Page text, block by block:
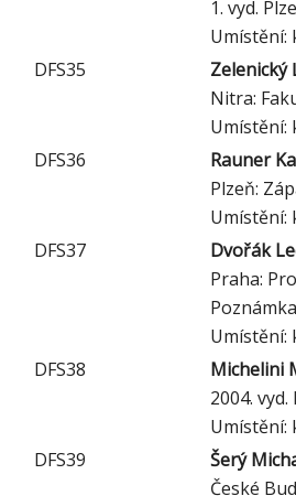
1. vyd.
Umístění:
DFS35
Zelenický
Nitra:
Umístění:
DFS36
Rauner
Plzeň:
Umístění:
DFS37
Dvořák
Praha:
Umístění:
DFS38
Michelini
2004.
Umístění:
DFS39
Šerý
České